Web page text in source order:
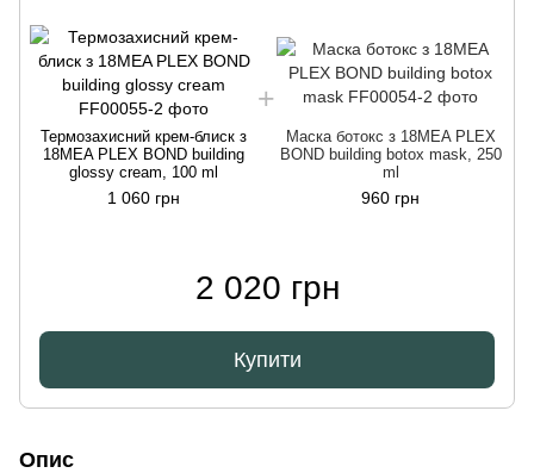
Термозахисний крем-блиск з
18MEA PLEX BOND building
glossy cream, 100 ml
1 060 грн
Маска ботокс з 18MEA PLEX
BOND building botox mask, 250
ml
960 грн
2 020 грн
Купити
Опис